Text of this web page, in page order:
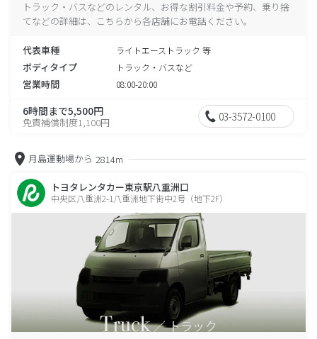
トラック・バスなどのレンタル、お得な割引料金や予約、乗り捨
てなどの詳細は、こちらから各店舗にお電話ください。
代表車種 ライトエーストラック 等
ボディタイプ トラック・バスなど
営業時間 08:00-20:00
6時間まで5,500円
免責補償制度1,100円 03-3572-0100
月島運動場から 2814m
トヨタレンタカー東京駅八重洲口
中央区八重洲2-1八重洲地下街中2号（地下2F）